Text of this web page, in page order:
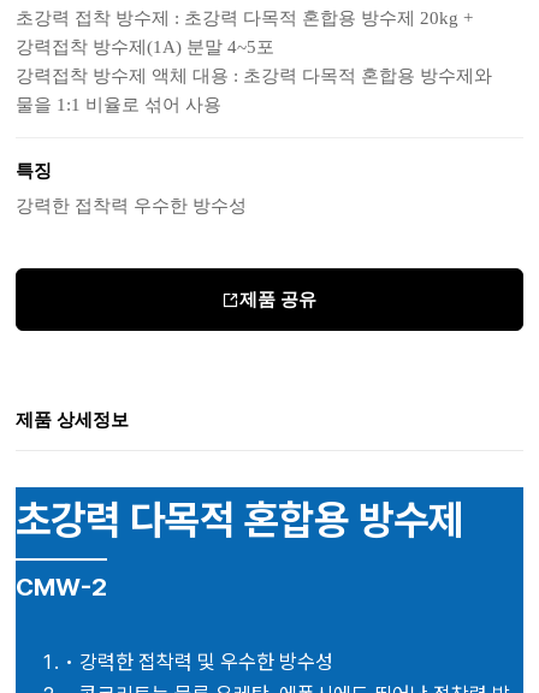
초강력 접착 방수제 : 초강력 다목적 혼합용 방수제 20kg +
강력접착 방수제(1A) 분말 4~5포
강력접착 방수제 액체 대용 : 초강력 다목적 혼합용 방수제와
물을 1:1 비율로 섞어 사용
특징
강력한 접착력 우수한 방수성
제품 공유
제품 상세정보
초강력 다목적 혼합용 방수제
CMW-2
• 강력한 접착력 및 우수한 방수성